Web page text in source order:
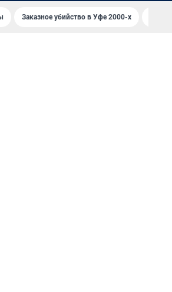
Заказное убийство в Уфе 2000-х